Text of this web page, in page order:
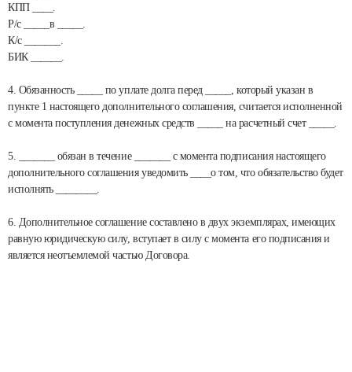
КПП ____.
Р/с _____в _____.
К/с _______.
БИК ______.
4. Обязанность _____ по уплате долга перед _____, который указан в
пункте 1 настоящего дополнительного соглашения, считается исполненной
с момента поступления денежных средств _____ на расчетный счет _____.
5. _______ обязан в течение _______ с момента подписания настоящего
дополнительного соглашения уведомить ____о том, что обязательство будет
исполнять ________.
6. Дополнительное соглашение составлено в двух экземплярах, имеющих
равную юридическую силу, вступает в силу с момента его подписания и
является неотъемлемой частью Договора.